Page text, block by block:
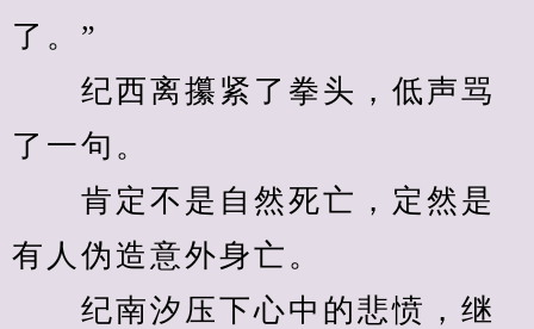
了。”
纪西离攥紧了拳头，低声骂
了一句。
肯定不是自然死亡，定然是
有人伪造意外身亡。
纪南汐压下心中的悲愤，继